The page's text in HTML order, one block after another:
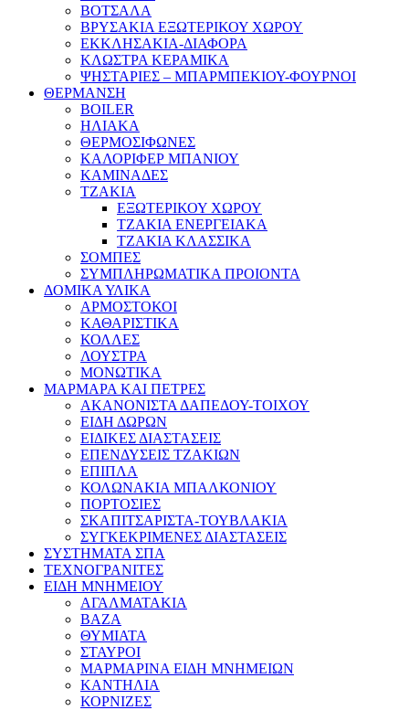
ΒΟΤΣΑΛΑ
ΒΡΥΣΑΚΙΑ ΕΞΩΤΕΡΙΚΟΥ ΧΩΡΟΥ
ΕΚΚΛΗΣΑΚΙΑ-ΔΙΑΦΟΡΑ
ΚΛΩΣΤΡΑ ΚΕΡΑΜΙΚΑ
ΨΗΣΤΑΡΙΕΣ – ΜΠΑΡΜΠΕΚΙΟΥ-ΦΟΥΡΝΟΙ
ΘΕΡΜΑΝΣΗ
BOILER
ΗΛΙΑΚΑ
ΘΕΡΜΟΣΙΦΩΝΕΣ
ΚΑΛΟΡΙΦΕΡ ΜΠΑΝΙΟΥ
ΚΑΜΙΝΑΔΕΣ
ΤΖΑΚΙΑ
ΕΞΩΤΕΡΙΚΟΥ ΧΩΡΟΥ
ΤΖΑΚΙΑ ΕΝΕΡΓΕΙΑΚΑ
ΤΖΑΚΙΑ ΚΛΑΣΣΙΚΑ
ΣΟΜΠΕΣ
ΣΥΜΠΛΗΡΩΜΑΤΙΚΑ ΠΡΟΙΟΝΤΑ
ΔΟΜΙΚΑ ΥΛΙΚΑ
ΑΡΜΟΣΤΟΚΟΙ
ΚΑΘΑΡΙΣΤΙΚΑ
ΚΟΛΛΕΣ
ΛΟΥΣΤΡΑ
ΜΟΝΩΤΙΚΑ
ΜΑΡΜΑΡΑ ΚΑΙ ΠΕΤΡΕΣ
ΑΚΑΝΟΝΙΣΤΑ ΔΑΠΕΔΟΥ-ΤΟΙΧΟΥ
ΕΙΔΗ ΔΩΡΩΝ
ΕΙΔΙΚΕΣ ΔΙΑΣΤΑΣΕΙΣ
ΕΠΕΝΔΥΣΕΙΣ ΤΖΑΚΙΩΝ
ΕΠΙΠΛΑ
ΚΟΛΩΝΑΚΙΑ ΜΠΑΛΚΟΝΙΟΥ
ΠΟΡΤΟΣΙΕΣ
ΣΚΑΠΙΤΣΑΡΙΣΤΑ-ΤΟΥΒΛΑΚΙΑ
ΣΥΓΚΕΚΡΙΜΕΝΕΣ ΔΙΑΣΤΑΣΕΙΣ
ΣΥΣΤΗΜΑΤΑ ΣΠΑ
ΤΕΧΝΟΓΡΑΝΙΤΕΣ
ΕΙΔΗ ΜΝΗΜΕΙΟΥ
ΑΓΑΛΜΑΤΑΚΙΑ
ΒΑΖΑ
ΘΥΜΙΑΤΑ
ΣΤΑΥΡΟΙ
ΜΑΡΜΑΡΙΝΑ ΕΙΔΗ ΜΝΗΜΕΙΩΝ
ΚΑΝΤΗΛΙΑ
ΚΟΡΝΙΖΕΣ